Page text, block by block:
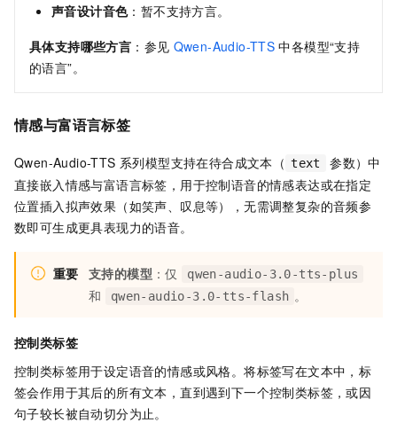
声音设计音色：暂不支持方言。
具体支持哪些方言 ：参见 Qwen-Audio-TTS 中各模型“支持
的语言”。
情感与富语言标签
Qwen-Audio-TTS 系列模型支持在待合成文本（ text
参数）中
直接嵌入情感与富语言标签，用于控制语音的情感表达或在指定
位置插入拟声效果（如笑声、叹息等），无需调整复杂的音频参
数即可生成更具表现力的语音。
重要 支持的模型 ：仅 qwen-audio-3.0-tts-plus
和 qwen-audio-3.0-tts-flash 。
控制类标签
控制类标签用于设定语音的情感或风格。将标签写在文本中，标
签会作用于其后的所有文本，直到遇到下一个控制类标签，或因
句子较长被自动切分为止。